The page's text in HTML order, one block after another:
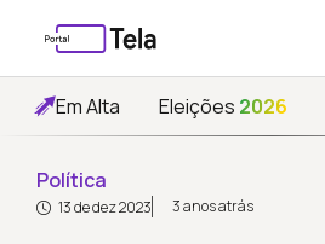
Em Alta Eleições 2026
Política
13 de dez 2023 3 anos atrás